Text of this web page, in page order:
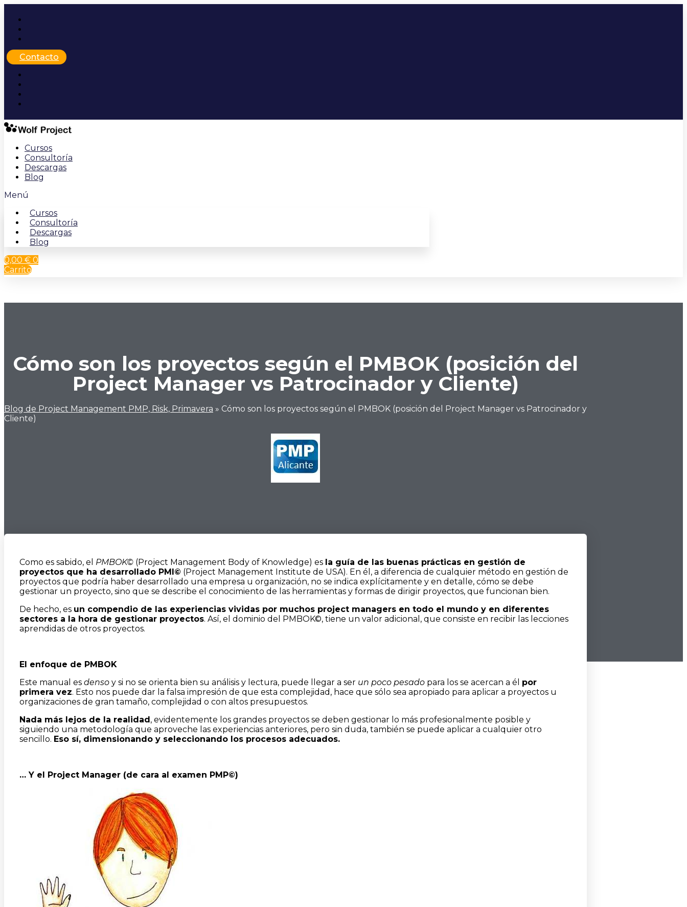
contenido
Contacto
Cursos
Consultoría
Descargas
Blog
Menú
Cursos
Consultoría
Descargas
Blog
0,00 € 0
Carrito
Cómo son los proyectos según el PMBOK (posición del
Project Manager vs Patrocinador y Cliente)
Blog de Project Management PMP, Risk, Primavera » Cómo son los proyectos según el PMBOK (posición del Project Manager vs Patrocinador y
Cliente)
Como es sabido, el PMBOK© (Project Management Body of Knowledge) es la guía de las buenas prácticas en gestión de
proyectos que ha desarrollado PMI© (Project Management Institute de USA). En él, a diferencia de cualquier método en gestión de
proyectos que podría haber desarrollado una empresa u organización, no se indica explícitamente y en detalle, cómo se debe
gestionar un proyecto, sino que se describe el conocimiento de las herramientas y formas de dirigir proyectos, que funcionan bien.
De hecho, es un compendio de las experiencias vividas por muchos project managers en todo el mundo y en diferentes
sectores a la hora de gestionar proyectos. Así, el dominio del PMBOK©, tiene un valor adicional, que consiste en recibir las lecciones
aprendidas de otros proyectos.
El enfoque de PMBOK
Este manual es denso y si no se orienta bien su análisis y lectura, puede llegar a ser un poco pesado para los se acercan a él por
primera vez. Esto nos puede dar la falsa impresión de que esta complejidad, hace que sólo sea apropiado para aplicar a proyectos u
organizaciones de gran tamaño, complejidad o con altos presupuestos.
Nada más lejos de la realidad, evidentemente los grandes proyectos se deben gestionar lo más profesionalmente posible y
siguiendo una metodología que aproveche las experiencias anteriores, pero sin duda, también se puede aplicar a cualquier otro
sencillo. Eso sí, dimensionando y seleccionando los procesos adecuados.
… Y el Project Manager (de cara al examen PMP©)